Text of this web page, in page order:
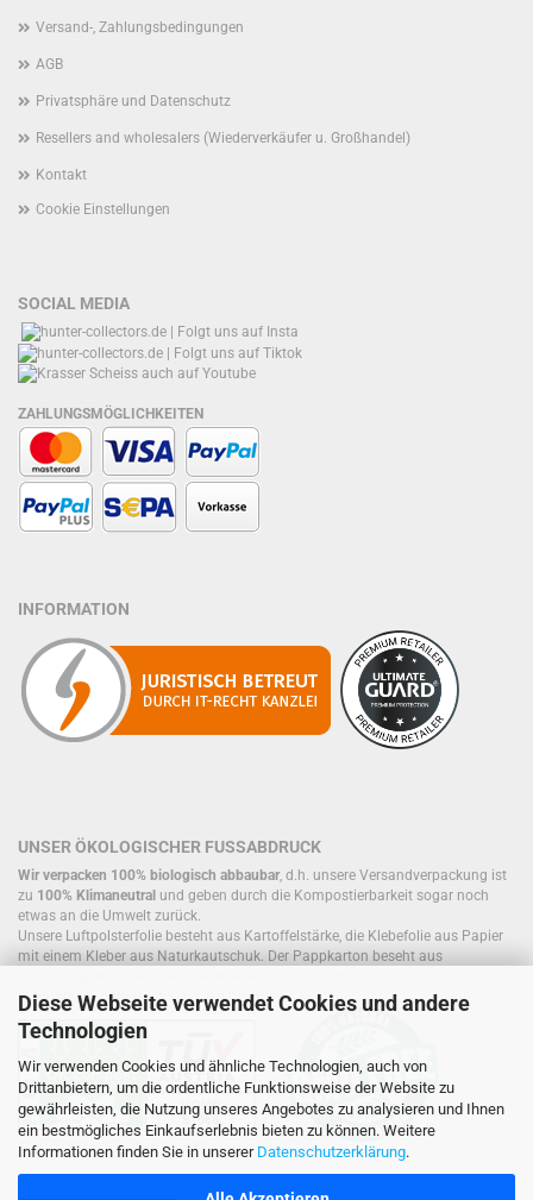
Diese Webseite verwendet Cookies und andere
Technologien
Wir verwenden Cookies und ähnliche Technologien, auch von
Drittanbietern, um die ordentliche Funktionsweise der Website zu
gewährleisten, die Nutzung unseres Angebotes zu analysieren und Ihnen
ein bestmögliches Einkaufserlebnis bieten zu können. Weitere
Informationen finden Sie in unserer Datenschutzerklärung.
Versand-, Zahlungsbedingungen
AGB
Privatsphäre und Datenschutz
Resellers and wholesalers (Wiederverkäufer u. Großhandel)
Kontakt
Cookie Einstellungen
SOCIAL MEDIA
ZAHLUNGSMÖGLICHKEITEN
INFORMATION
UNSER ÖKOLOGISCHER FUSSABDRUCK
Wir verpacken 100% biologisch abbaubar, d.h. unsere Versandverpackung ist
zu 100% Klimaneutral und geben durch die Kompostierbarkeit sogar noch
etwas an die Umwelt zurück.
Unsere Luftpolsterfolie besteht aus Kartoffelstärke, die Klebefolie aus Papier
mit einem Kleber aus Naturkautschuk. Der Pappkarton beseht aus
Füllmaterial, bereits im Kreislauf befinden.